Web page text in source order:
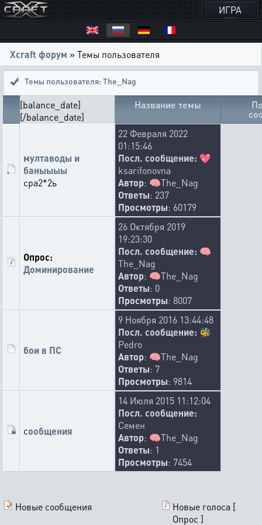
ИГРА
Xcraft форум » Темы пользователя
Темы пользователя: The_Nag
[balance_date]
[/balance_date]
Название темы
мултаводы и
баныыыы
сра2*2ь
22 Февраля 2022
01:15:46
Посл. сообщение: 💖
ksarifonovna
Автор: 🧠The_Nag
Ответы: 237
Просмотры: 60179
Опрос:
Доминирование
26 Октября 2019
19:23:30
Посл. сообщение: 🧠
The_Nag
Автор: 🧠The_Nag
Ответы: 0
Просмотры: 8007
бои в ПС
9 Ноября 2016 13:44:48
Посл. сообщение: 🐝
Pedro
Автор: 🧠The_Nag
Ответы: 7
Просмотры: 9814
сообщения
14 Июля 2015 11:12:04
Посл. сообщение:
Семен
Автор: 🧠The_Nag
Ответы: 1
Просмотры: 7454
Новые сообщения
Новые голоса [
Опрос ]